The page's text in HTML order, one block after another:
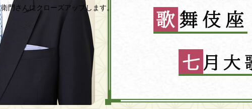
衛門さんにクローズアップします。